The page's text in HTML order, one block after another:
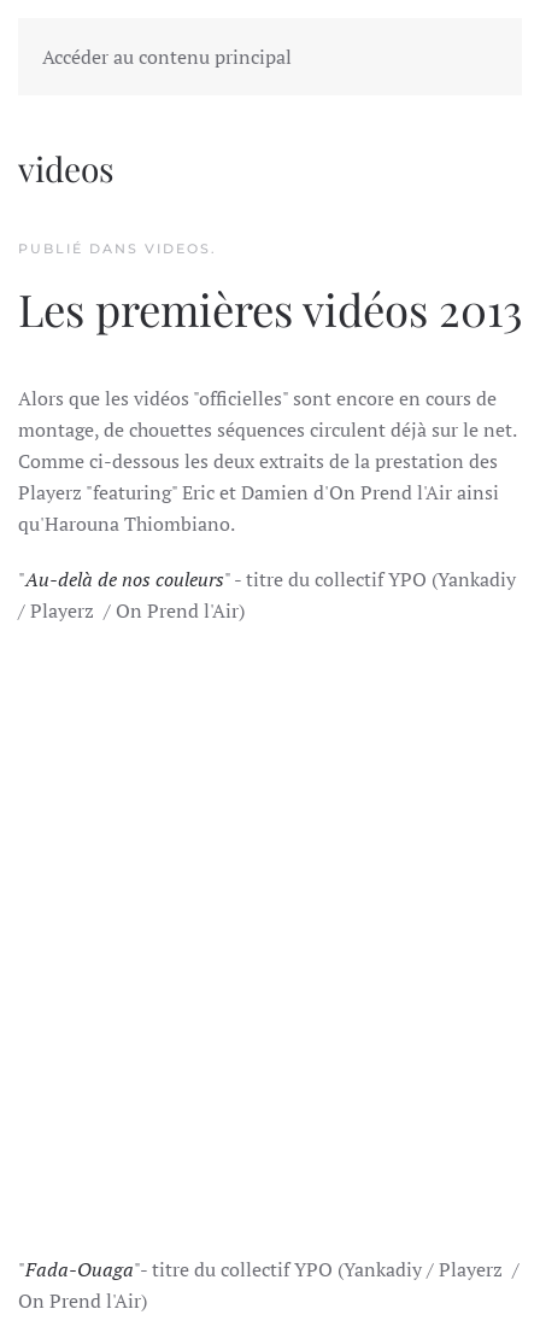
Accéder au contenu principal
FESDIG
videos
PUBLIÉ DANS VIDEOS .
Les premières vidéos 2013
Alors que les vidéos "officielles" sont encore en cours de
montage, de chouettes séquences circulent déjà sur le net.
Comme ci-dessous les deux extraits de la prestation des
Playerz "featuring"Eric et Damien d'On Prend l'Air ainsi
qu'Harouna Thiombiano.
"Au-delà de nos couleurs" - titre du collectif YPO (Yankadiy
/ Playerz / On Prend l'Air)
"Fada-Ouaga"- titre du collectif YPO (Yankadiy / Playerz /
On Prend l'Air)